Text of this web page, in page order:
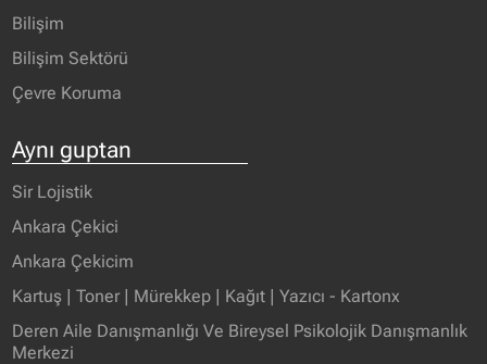
Bilişim
Bilişim Sektörü
Çevre Koruma
Aynı guptan
Sir Lojistik
Ankara Çekici
Ankara Çekicim
Kartuş | Toner | Mürekkep | Kağıt | Yazıcı - Kartonx
Deren Aile Danışmanlığı Ve Bireysel Psikolojik Danışmanlık
Merkezi